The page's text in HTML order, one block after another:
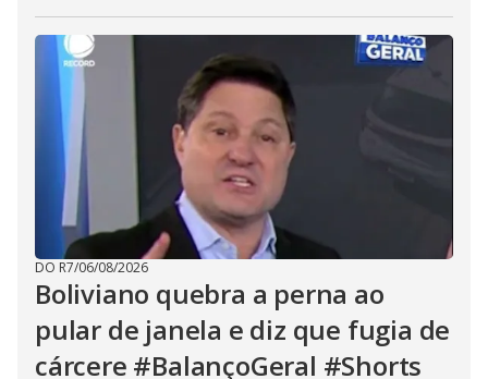
DO R7/06/08/2026
Boliviano quebra a perna ao
pular de janela e diz que fugia de
cárcere #BalançoGeral #Shorts